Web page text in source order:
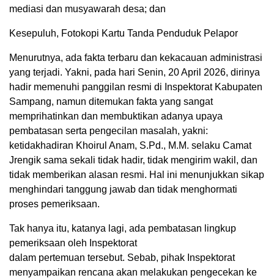
mediasi dan musyawarah desa; dan
Kesepuluh, Fotokopi Kartu Tanda Penduduk Pelapor
Menurutnya, ada fakta terbaru dan kekacauan administrasi
yang terjadi. Yakni, pada hari Senin, 20 April 2026, dirinya
hadir memenuhi panggilan resmi di Inspektorat Kabupaten
Sampang, namun ditemukan fakta yang sangat
memprihatinkan dan membuktikan adanya upaya
pembatasan serta pengecilan masalah, yakni:
ketidakhadiran Khoirul Anam, S.Pd., M.M. selaku Camat
Jrengik sama sekali tidak hadir, tidak mengirim wakil, dan
tidak memberikan alasan resmi. Hal ini menunjukkan sikap
menghindari tanggung jawab dan tidak menghormati
proses pemeriksaan.
Tak hanya itu, katanya lagi, ada pembatasan lingkup
pemeriksaan oleh Inspektorat
dalam pertemuan tersebut. Sebab, pihak Inspektorat
menyampaikan rencana akan melakukan pengecekan ke